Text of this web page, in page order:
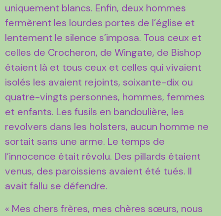
uniquement blancs. Enfin, deux hommes
fermèrent les lourdes portes de l’église et
lentement le silence s’imposa. Tous ceux et
celles de Crocheron, de Wingate, de Bishop
étaient là et tous ceux et celles qui vivaient
isolés les avaient rejoints, soixante-dix ou
quatre-vingts personnes, hommes, femmes
et enfants. Les fusils en bandoulière, les
revolvers dans les holsters, aucun homme ne
sortait sans une arme. Le temps de
l’innocence était révolu. Des pillards étaient
venus, des paroissiens avaient été tués. Il
avait fallu se défendre.
« Mes chers frères, mes chères sœurs, nous